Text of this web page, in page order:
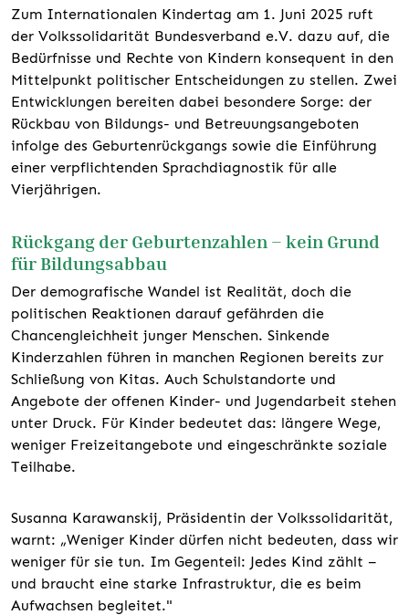
Zum Internationalen Kindertag am 1. Juni 2025 ruft
der Volkssolidarität Bundesverband e.V. dazu auf, die
Bedürfnisse und Rechte von Kindern konsequent in den
Mittelpunkt politischer Entscheidungen zu stellen. Zwei
Entwicklungen bereiten dabei besondere Sorge: der
Rückbau von Bildungs- und Betreuungsangeboten
infolge des Geburtenrückgangs sowie die Einführung
einer verpflichtenden Sprachdiagnostik für alle
Vierjährigen.
Rückgang der Geburtenzahlen – kein Grund
für Bildungsabbau
Der demografische Wandel ist Realität, doch die
politischen Reaktionen darauf gefährden die
Chancengleichheit junger Menschen. Sinkende
Kinderzahlen führen in manchen Regionen bereits zur
Schließung von Kitas. Auch Schulstandorte und
Angebote der offenen Kinder- und Jugendarbeit stehen
unter Druck. Für Kinder bedeutet das: längere Wege,
weniger Freizeitangebote und eingeschränkte soziale
Teilhabe.
Susanna Karawanskij, Präsidentin der Volkssolidarität,
warnt: „Weniger Kinder dürfen nicht bedeuten, dass wir
weniger für sie tun. Im Gegenteil: Jedes Kind zählt –
und braucht eine starke Infrastruktur, die es beim
Aufwachsen begleitet."